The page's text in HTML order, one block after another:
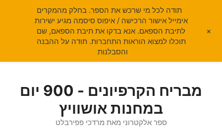
מבריח הקרפיונים - 900 יום
במחנות אושוויץ
ספר אלקטרוני מאת מרדכי פפירבלט
תודה לכל מי שרכש את הספר. בחלק מהמקרים
אימייל אישור הרכישה / איפוס סיסמה מגיע ישירות
לתיבת הספאם. אנא בדקו את תיבת הספאם, שם
תוכלו למצוא הוראות התחברות. תודה על ההבנה
והסבלנות
+